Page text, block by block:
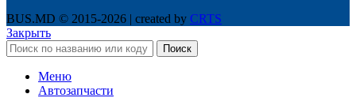
BUS.MD © 2015-2026 | created by CRTS
Закрыть
Поиск
Меню
Автозапчасти